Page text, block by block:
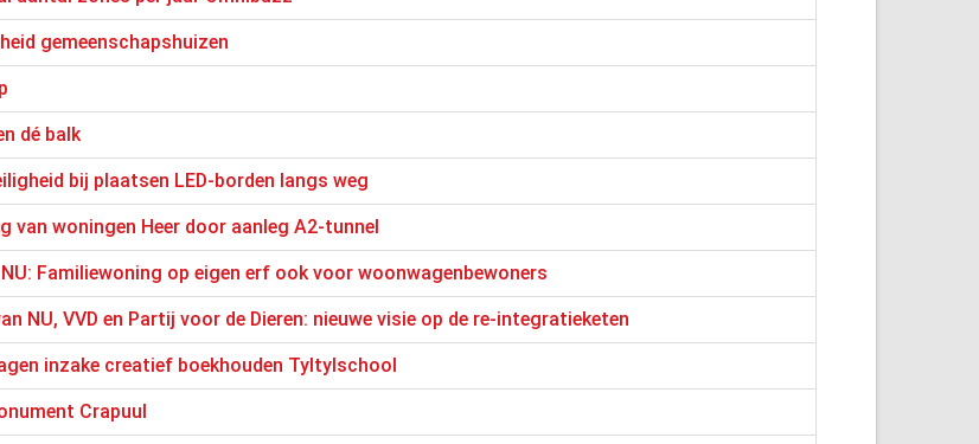
gemeenschapshuizen
dé balk
bij plaatsen LED-borden langs weg
van woningen Heer door aanleg A2-tunnel
NU: Familiewoning op eigen erf ook voor woonwagenbewoners
NU, VVD en Partij voor de Dieren: nieuwe visie op de re-integratieketen
inzake creatief boekhouden Tyltylschool
Crapuul